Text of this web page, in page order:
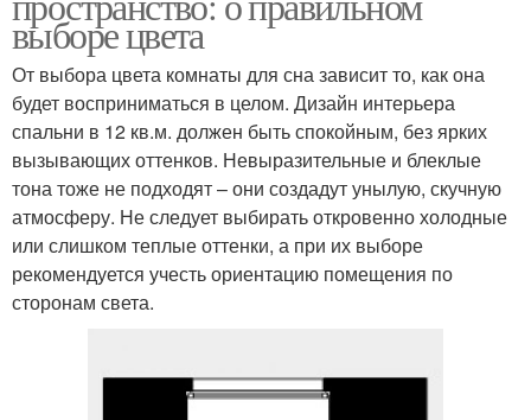
выборе цвета
От выбора цвета комнаты для сна зависит то, как она
будет восприниматься в целом. Дизайн интерьера
спальни в 12 кв.м. должен быть спокойным, без ярких
вызывающих оттенков. Невыразительные и блеклые
тона тоже не подходят – они создадут унылую, скучную
атмосферу. Не следует выбирать откровенно холодные
или слишком теплые оттенки, а при их выборе
рекомендуется учесть ориентацию помещения по
сторонам света.